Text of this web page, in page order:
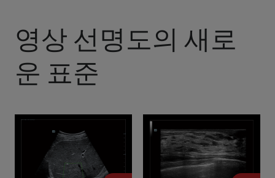
영상 선명도의 새로
운 표준